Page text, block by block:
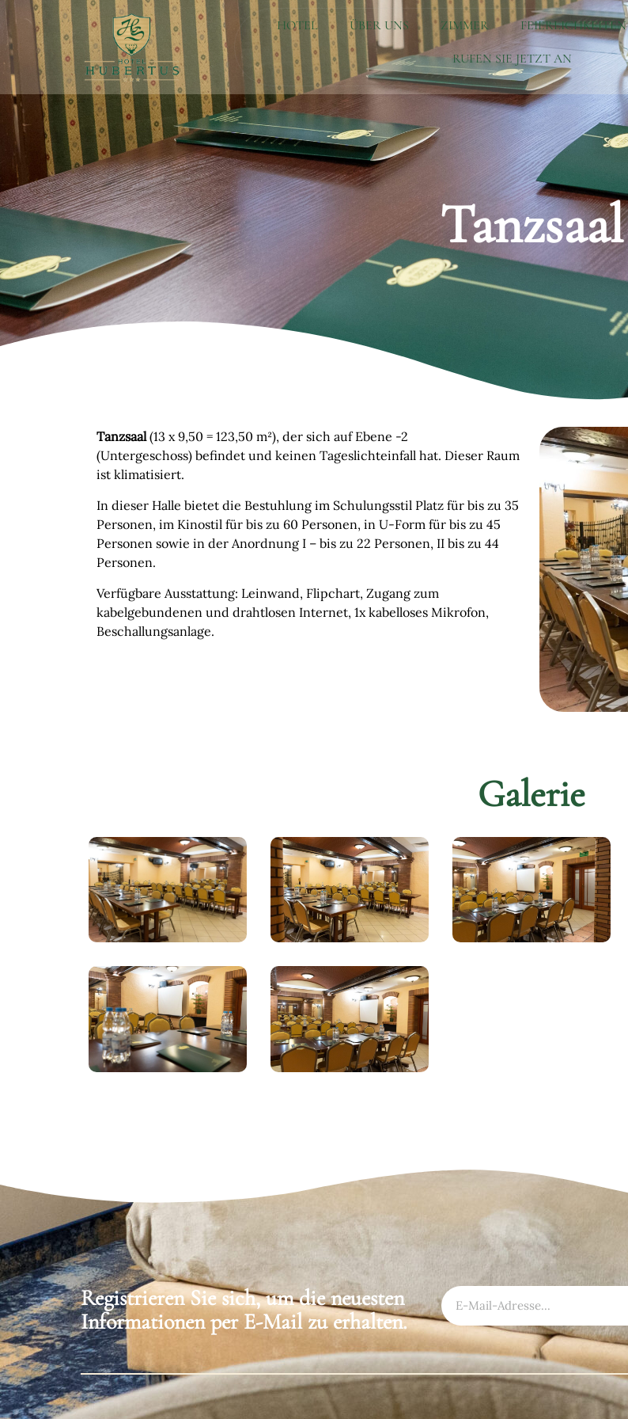
HOTEL ÜBER UNS ZIMMER FEIERLICHKEITEN
RUFEN SIE JETZT AN
Tanzsaal
Tanzsaal(13 x 9,50 = 123,50 m²), der sich auf Ebene -2
(Untergeschoss) befindet und keinen Tageslichteinfall hat. Dieser Raum
ist klimatisiert.
In dieser Halle bietet die Bestuhlung im Schulungsstil Platz für bis zu 35
Personen, im Kinostil für bis zu 60 Personen, in U-Form für bis zu 45
Personen sowie in der Anordnung I – bis zu 22 Personen, II bis zu 44
Personen.
Verfügbare Ausstattung: Leinwand, Flipchart, Zugang zum
kabelgebundenen und drahtlosen Internet, 1x kabelloses Mikrofon,
Beschallungsanlage.
Galerie
Registrieren Sie sich, um die neuesten
Informationen per E-Mail zu erhalten.